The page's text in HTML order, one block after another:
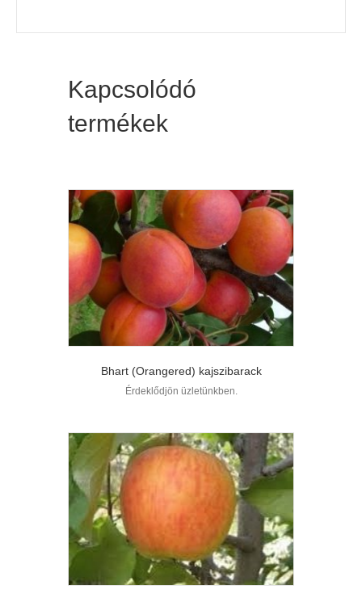
Kapcsolódó
termékek
Bhart (Orangered) kajszibarack
Érdeklődjön üzletünkben.